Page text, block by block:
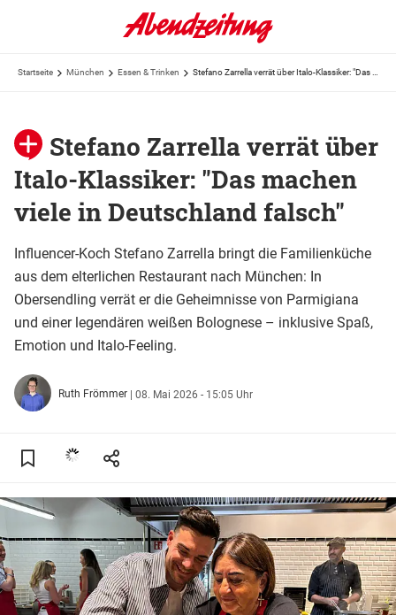
Startseite München Essen & Trinken
Stefano Zarrella verrät über
Italo-Klassiker: "Das machen
viele in Deutschland falsch"
Influencer-Koch Stefano Zarrella bringt die Familienküche
aus dem elterlichen Restaurant nach München: In
Obersendling verrät er die Geheimnisse von Parmigiana
und einer legendären weißen Bolognese – inklusive Spaß,
Emotion und Italo-Feeling.
Ruth Frömmer | 08. Mai 2026 - 15:05 Uhr